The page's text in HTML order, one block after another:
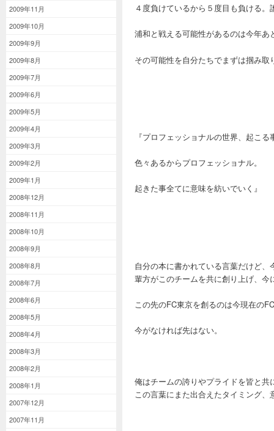
2009年11月
2009年10月
2009年9月
2009年8月
2009年7月
2009年6月
2009年5月
2009年4月
2009年3月
2009年2月
2009年1月
2008年12月
2008年11月
2008年10月
2008年9月
2008年8月
2008年7月
2008年6月
2008年5月
2008年4月
2008年3月
2008年2月
2008年1月
2007年12月
2007年11月
４度負けているから５度目も負ける
浦和と戦える可能性があるのは今年あ
その可能性を自分たちでまずは掴み
『プロフェッショナルの世界、起こ
色々あるからプロフェッショナル。
起きた事全てに意味を紡いでいく』
自分の本に書かれている言葉だけど
輩方がこのチームを共に創り上げ、
この先のFC東京を創るのは今現在の
今がなければ先はない。
俺はチームの誇りやプライドを皆と
この言葉にまた出合えたタイミング